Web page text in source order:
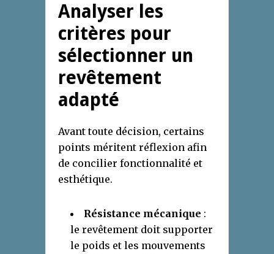
Analyser les
critères pour
sélectionner un
revêtement
adapté
Avant toute décision, certains
points méritent réflexion afin
de concilier fonctionnalité et
esthétique.
Résistance mécanique :
le revêtement doit supporter
le poids et les mouvements